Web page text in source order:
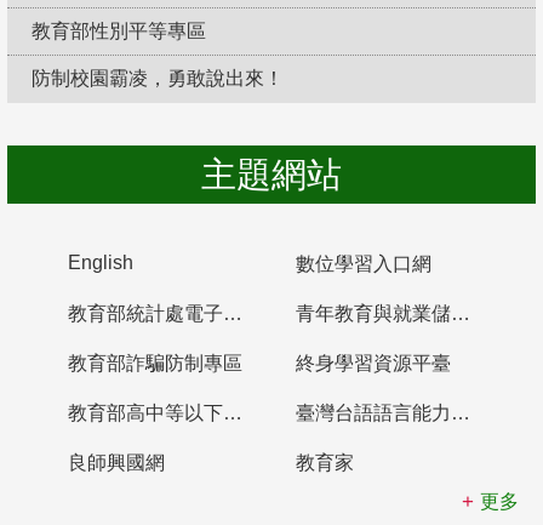
教育部性別平等專區
防制校園霸凌，勇敢說出來！
主題網站
English 數位學習入口網
教育部統計處電子書櫃 青年教育與就業儲蓄帳戶
教育部詐騙防制專區 終身學習資源平臺
教育部高中等以下學校及幼兒園教師資格檢定考試 臺灣台語語言能力認證網站
良師興國網
教育家
更多